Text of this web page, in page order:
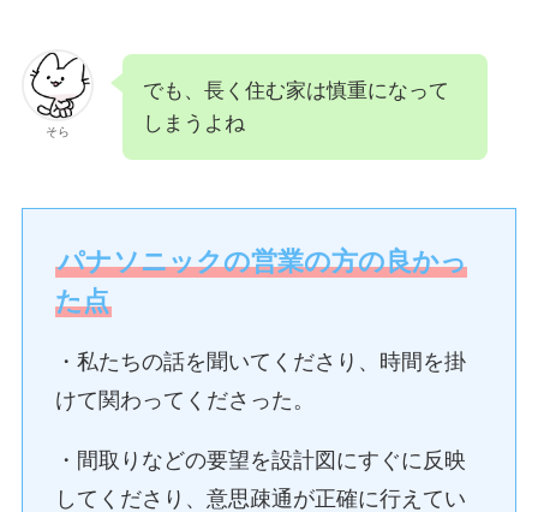
そら
でも、長く住む家は慎重になって
しまうよね
パナソニックの営業の方の良かっ
た点
・私たちの話を聞いてくださり、時間を掛
けて関わってくださった。
・間取りなどの要望を設計図にすぐに反映
してくださり、意思疎通が正確に行えてい